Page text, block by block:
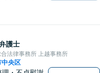
う、最大限
す。
護士
法律事務所 上越事務所
中央区